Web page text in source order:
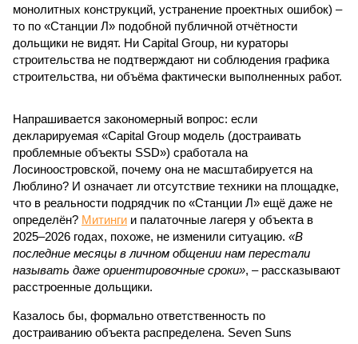
монолитных конструкций, устранение проектных ошибок) –
то по «Станции Л» подобной публичной отчётности
дольщики не видят. Ни Capital Group, ни кураторы
строительства не подтверждают ни соблюдения графика
строительства, ни объёма фактически выполненных работ.
Напрашивается закономерный вопрос: если
декларируемая «Capital Group модель (достраивать
проблемные объекты SSD») сработала на
Лосиноостровской, почему она не масштабируется на
Люблино? И означает ли отсутствие техники на площадке,
что в реальности подрядчик по «Станции Л» ещё даже не
определён? Митинги и палаточные лагеря у объекта в
2025–2026 годах, похоже, не изменили ситуацию. «В
последние месяцы в личном общении нам перестали
называть даже ориентировочные сроки», – рассказывают
расстроенные дольщики.
Казалось бы, формально ответственность по
достраиванию объекта распределена. Seven Suns